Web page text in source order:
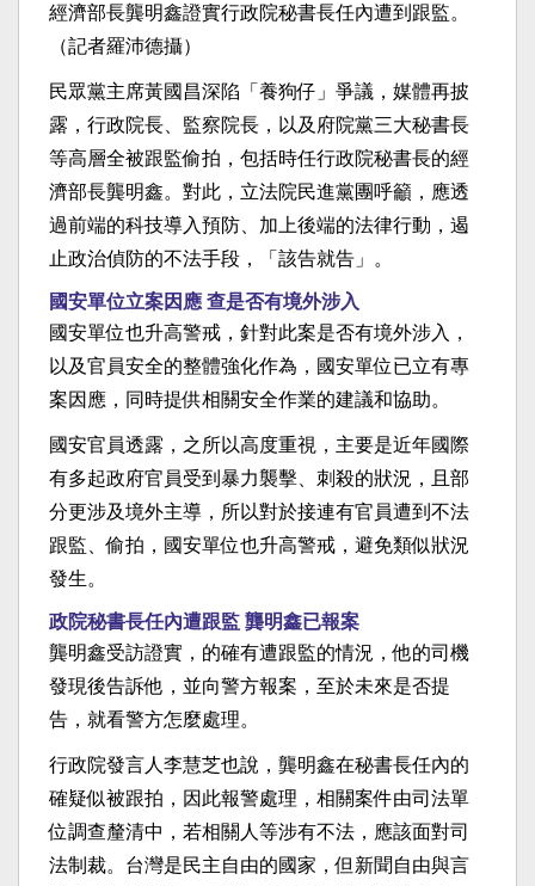
經濟部長龔明鑫證實行政院秘書長任內遭到跟監。
（記者羅沛德攝）
民眾黨主席黃國昌深陷「養狗仔」爭議，媒體再披
露，行政院長、監察院長，以及府院黨三大秘書長
等高層全被跟監偷拍，包括時任行政院秘書長的經
濟部長龔明鑫。對此，立法院民進黨團呼籲，應透
過前端的科技導入預防、加上後端的法律行動，遏
止政治偵防的不法手段，「該告就告」。
國安單位立案因應 查是否有境外涉入
國安單位也升高警戒，針對此案是否有境外涉入，
以及官員安全的整體強化作為，國安單位已立有專
案因應，同時提供相關安全作業的建議和協助。
國安官員透露，之所以高度重視，主要是近年國際
有多起政府官員受到暴力襲擊、刺殺的狀況，且部
分更涉及境外主導，所以對於接連有官員遭到不法
跟監、偷拍，國安單位也升高警戒，避免類似狀況
發生。
政院秘書長任內遭跟監 龔明鑫已報案
龔明鑫受訪證實，的確有遭跟監的情況，他的司機
發現後告訴他，並向警方報案，至於未來是否提
告，就看警方怎麼處理。
行政院發言人李慧芝也說，龔明鑫在秘書長任內的
確疑似被跟拍，因此報警處理，相關案件由司法單
位調查釐清中，若相關人等涉有不法，應該面對司
法制裁。台灣是民主自由的國家，但新聞自由與言